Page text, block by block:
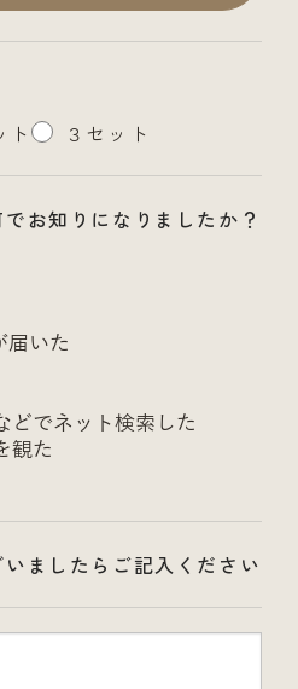
ト ３セット
お知りになりましたか？
届いた
どでネット検索した
観た
ましたらご記入ください